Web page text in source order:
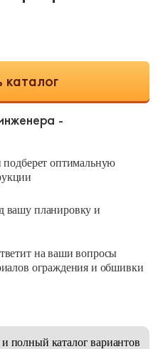
каталог
-
подберет оптимальную
вашу планировку и
на ваши вопросы
ограждения и обшивки
полный каталог вариантов